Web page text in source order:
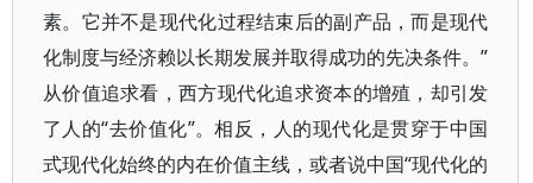
素。它并不是现代化过程结束后的副产品，而是现代
化制度与经济赖以长期发展并取得成功的先决条件。”
从价值追求看，西方现代化追求资本的增殖，却引发
了人的“去价值化”。相反，人的现代化是贯穿于中国
式现代化始终的内在价值主线，或者说中国“现代化的